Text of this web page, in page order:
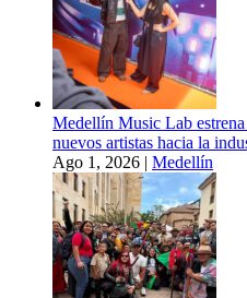
Medellín Music Lab
nuevos artistas hacia la
Ago 1, 2026 | Medellín